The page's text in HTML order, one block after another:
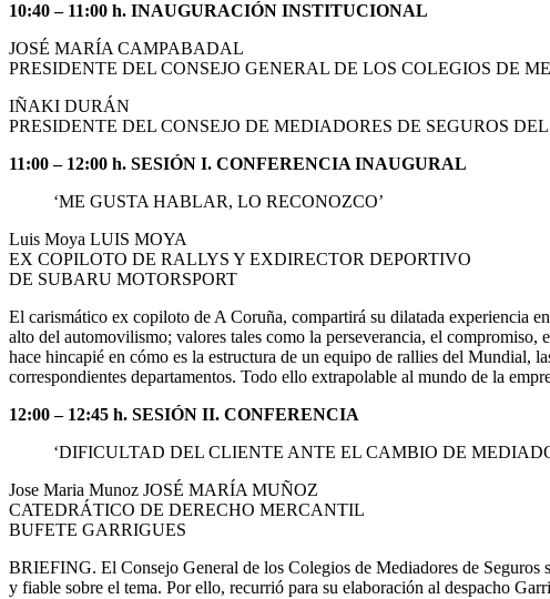
10:40 – 11:00 h. INAUGURACIÓN INSTITUCIONAL
JOSÉ MARÍA CAMPABADAL
PRESIDENTE DEL CONSEJO GENERAL DE LOS COLEGIOS DE
IÑAKI DURÁN
PRESIDENTE DEL CONSEJO DE MEDIADORES DE SEGUROS
11:00 – 12:00 h. SESIÓN I. CONFERENCIA INAUGURAL
‘ME GUSTA HABLAR, LO RECONOZCO’
Luis Moya LUIS MOYA
EX COPILOTO DE RALLYS Y EXDIRECTOR DEPORTIVO
DE SUBARU MOTORSPORT
El carismático ex copiloto de A Coruña, compartirá su dilatada experiencia
alto del automovilismo; valores tales como la perseverancia, el
hace hincapié en cómo es la estructura de un equipo de rallies del Mundial,
correspondientes departamentos. Todo ello extrapolable al mundo de la
12:00 – 12:45 h. SESIÓN II. CONFERENCIA
‘DIFICULTAD DEL CLIENTE ANTE EL CAMBIO DE
Jose Maria Munoz JOSÉ MARÍA MUÑOZ
CATEDRÁTICO DE DERECHO MERCANTIL
BUFETE GARRIGUES
BRIEFING. El Consejo General de los Colegios de Mediadores de Seguros
y fiable sobre el tema. Por ello, recurrió para su elaboración al despacho